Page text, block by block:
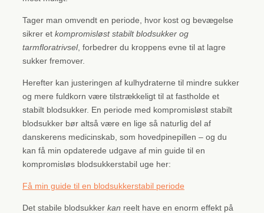
Tager man omvendt en periode, hvor kost og bevægelse
sikrer et kompromisløst stabilt blodsukker og
tarmfloratrivsel, forbedrer du kroppens evne til at lagre
sukker fremover.
Herefter kan justeringen af kulhydraterne til mindre sukker
og mere fuldkorn være tilstrækkeligt til at fastholde et
stabilt blodsukker. En periode med kompromisløst stabilt
blodsukker bør altså være en lige så naturlig del af
danskerens medicinskab, som hovedpinepillen – og du
kan få min opdaterede udgave af min guide til en
kompromisløs blodsukkerstabil uge her:
Få min guide til en blodsukkerstabil periode
Det stabile blodsukker kan reelt have en enorm effekt på